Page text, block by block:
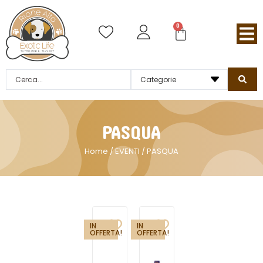
0
PASQUA
Home /EVENTI / PASQUA
IN
OFFERTA!
IN
OFFERTA!